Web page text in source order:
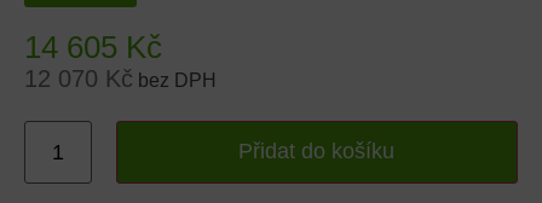
14 605 Kč
12 070 Kč bez DPH
Přidat do košíku